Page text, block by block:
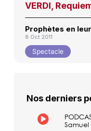
VERDI,
Prophètes en
8 Oct 2011
Spectacle
Nos derniers
Samuel